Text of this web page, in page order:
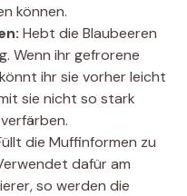
können.
Hebt die Blaubeeren
Wenn ihr gefrorene
ihr sie vorher leicht
sie nicht so stark
die Muffinformen zu
dafür am
so werden die